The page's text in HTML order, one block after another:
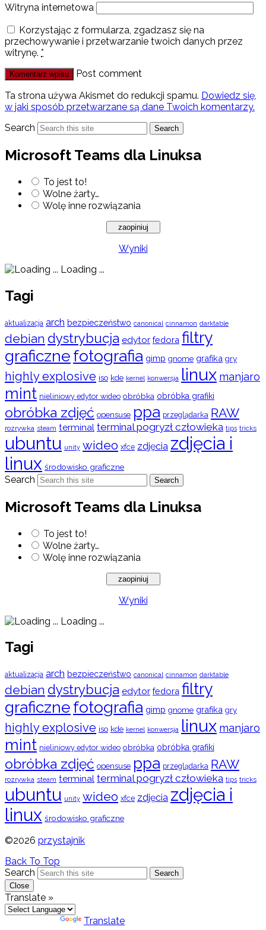
Witryna internetowa
Korzystając z formularza, zgadzasz się na
przechowywanie i przetwarzanie twoich danych przez
witrynę. *
Post comment
Ta strona używa Akismet do redukcji spamu. Dowiedz się,
w jaki sposób przetwarzane są dane Twoich komentarzy.
Search
Search
Microsoft Teams dla Linuksa
To jest to!
Wolne żarty…
Wolę inne rozwiązania
Wyniki
Loading ...
Tagi
aktualizacja arch bezpieczeństwo canonical cinnamon darktable
debian dystrybucja edytor fedora filtry
graficznefotografia gimp gnome grafika gry
highly explosive iso kde kernel konwersja linux manjaro
mint nieliniowy edytor wideo obróbka obróbka grafiki
obróbka zdjęć opensuse ppa przeglądarka RAW
rozrywka steam terminal terminal pogryzł człowieka tips tricks
ubuntu unity wideo xfce zdjęcia zdjęcia i
linux środowisko graficzne
Search Search
Microsoft Teams dla Linuksa
To jest to!
Wolne żarty…
Wolę inne rozwiązania
Wyniki
Loading ...
Tagi
aktualizacja arch bezpieczeństwo canonical cinnamon darktable
debian dystrybucja edytor fedora filtry
graficznefotografia gimp gnome grafika gry
highly explosive iso kde kernel konwersja linux manjaro
mint nieliniowy edytor wideo obróbka obróbka grafiki
obróbka zdjęć opensuse ppa przeglądarka RAW
rozrywka steam terminal terminal pogryzł człowieka tips tricks
ubuntu unity wideo xfce zdjęcia zdjęcia i
linux środowisko graficzne
©2026 przystajnik
Back To Top
Search
Search
Close
Translate »
Translate